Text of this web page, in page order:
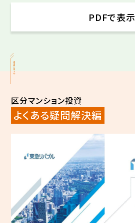
PDFで表示
question
区分マンション投資
よくある疑問解決編